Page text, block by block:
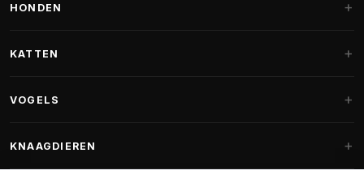
HONDEN
Fantail hondenmanden
KATTEN
Krabpalen voor Maine Coon
VOGELS
KNAAGDIEREN